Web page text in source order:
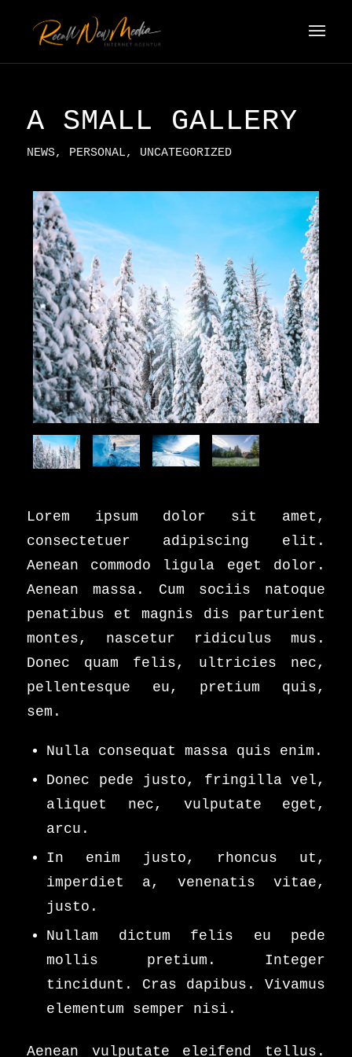
A SMALL GALLERY
NEWS, PERSONAL, UNCATEGORIZED
Lorem ipsum dolor sit amet,
consectetuer adipiscing elit.
Aenean commodo ligula eget dolor.
Aenean massa. Cum sociis natoque
penatibus et magnis dis parturient
montes, nascetur ridiculus mus.
Donec quam felis, ultricies nec,
pellentesque eu, pretium quis,
sem.
Nulla consequat massa quis enim.
Donec pede justo, fringilla vel,
aliquet nec, vulputate eget,
arcu.
In enim justo, rhoncus ut,
imperdiet a, venenatis vitae,
justo.
Nullam dictum felis eu pede
mollis pretium. Integer
tincidunt. Cras dapibus. Vivamus
elementum semper nisi.
Aenean vulputate eleifend tellus.